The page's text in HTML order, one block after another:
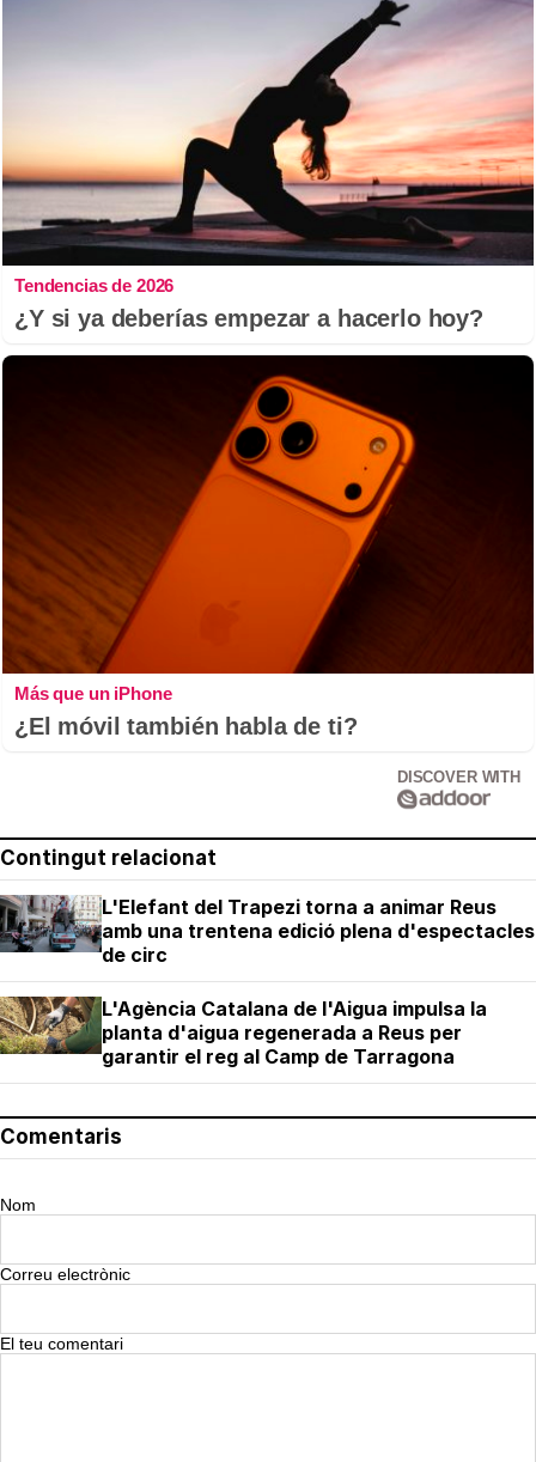
Tendencias de 2026
¿Y si ya deberías empezar a hacerlo hoy?
Más que un iPhone
¿El móvil también habla de ti?
DISCOVER WITH
Contingut relacionat
L'Elefant del Trapezi torna a animar Reus
amb una trentena edició plena d'espectacles
de circ
L'Agència Catalana de l'Aigua impulsa la
planta d'aigua regenerada a Reus per
garantir el reg al Camp de Tarragona
Comentaris
Nom
Correu electrònic
El teu comentari